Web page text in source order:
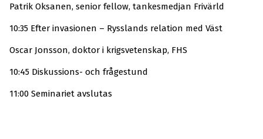
Patrik Oksanen, senior fellow, tankesmedjan Frivärld
10:35 Efter invasionen – Rysslands relation med Väst
Oscar Jonsson, doktor i krigsvetenskap, FHS
10:45 Diskussions- och frågestund
11:00 Seminariet avslutas